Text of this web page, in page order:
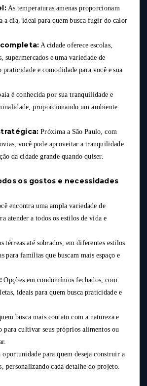
As temperaturas amenas proporcionam
a dia, ideal para quem busca fugir do calor
A cidade oferece escolas,
supermercados e uma variedade de
e comodidade para você e sua
é conhecida por sua tranquilidade e
proporcionando um ambiente
Próxima a São Paulo, com
você pode aproveitar a tranquilidade
da cidade grande quando quiser.
os gostos e necessidades
encontra uma ampla variedade de
atender a todos os estilos de vida e
térreas até sobrados, em diferentes estilos
para famílias que buscam mais espaço e
Opções em condomínios fechados, com
ideais para quem busca praticidade e
busca mais contato com a natureza e
para cultivar seus próprios alimentos ou
oportunidade para quem deseja construir a
personalizando cada detalhe do projeto.